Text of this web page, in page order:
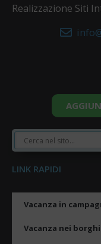
Realizzazione Siti
LINK RAPIDI
Vacanza in
Vacanza nei borghi